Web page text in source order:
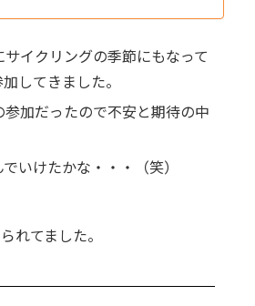
イクリングの季節にもなって
してきました。
加だったので不安と期待の中
いけたかな・・・（笑）
れてました。